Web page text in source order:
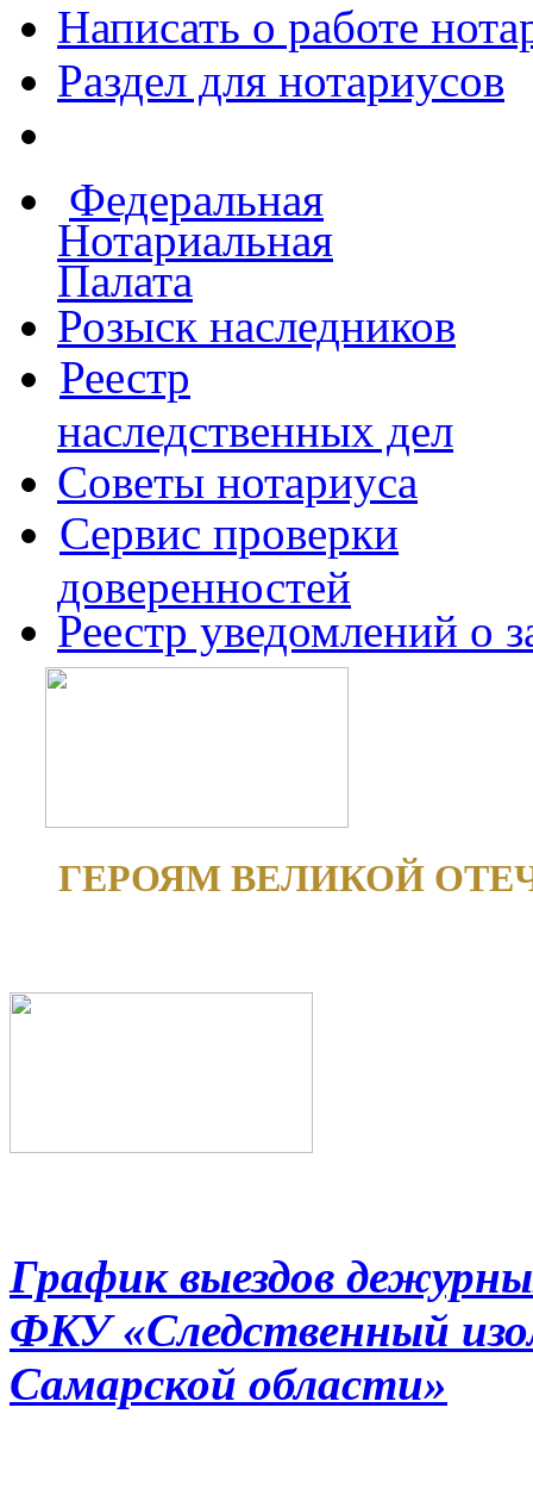
Написать о работе
Раздел для нотариусов
Федеральная
Нотариальная
Палата
Розыск наследников
Реестр
наследственных дел
Советы нотариуса
Сервис проверки
доверенностей
Реестр уведомлений о
ГЕРОЯМ ВЕЛИКОЙ
График выездов
ФКУ «Следственный
Самарской области»